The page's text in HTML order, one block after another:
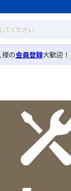
の会員登録大歓迎！